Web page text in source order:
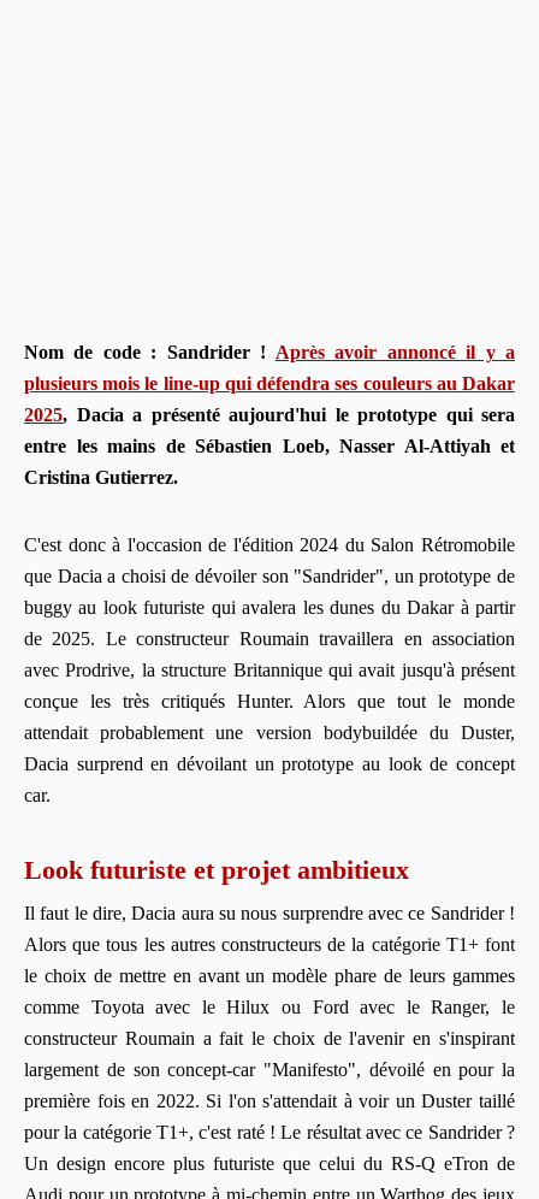
Nom de code : Sandrider ! Après avoir annoncé il y a
plusieurs mois le line-up qui défendra ses couleurs au Dakar
2025, Dacia a présenté aujourd'hui le prototype qui sera
entre les mains de Sébastien Loeb, Nasser Al-Attiyah et
Cristina Gutierrez.
C'est donc à l'occasion de l'édition 2024 du Salon Rétromobile
que Dacia a choisi de dévoiler son "Sandrider", un prototype de
buggy au look futuriste qui avalera les dunes du Dakar à partir
de 2025. Le constructeur Roumain travaillera en association
avec Prodrive, la structure Britannique qui avait jusqu'à présent
conçue les très critiqués Hunter. Alors que tout le monde
attendait probablement une version bodybuildée du Duster,
Dacia surprend en dévoilant un prototype au look de concept
car.
Look futuriste et projet ambitieux
Il faut le dire, Dacia aura su nous surprendre avec ce Sandrider !
Alors que tous les autres constructeurs de la catégorie T1+ font
le choix de mettre en avant un modèle phare de leurs gammes
comme Toyota avec le Hilux ou Ford avec le Ranger, le
constructeur Roumain a fait le choix de l'avenir en s'inspirant
largement de son concept-car "Manifesto", dévoilé en pour la
première fois en 2022. Si l'on s'attendait à voir un Duster taillé
pour la catégorie T1+, c'est raté ! Le résultat avec ce Sandrider ?
Un design encore plus futuriste que celui du RS-Q eTron de